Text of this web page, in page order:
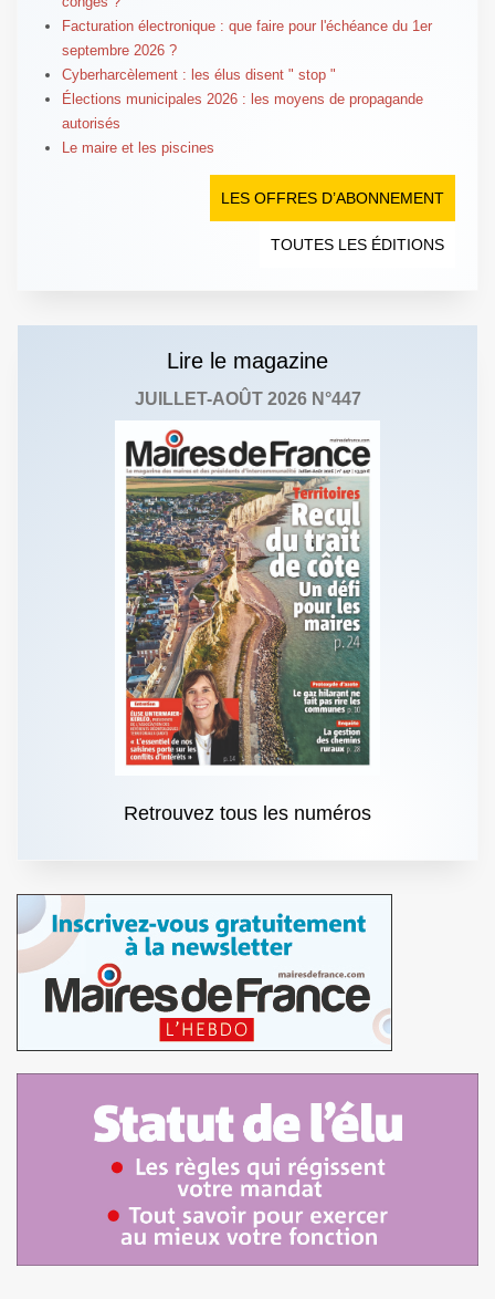
Facturation électronique : que faire pour l'échéance du 1er
septembre 2026 ?
Cyberharcèlement : les élus disent " stop "
Élections municipales 2026 : les moyens de propagande
autorisés
Le maire et les piscines
LES OFFRES D’ABONNEMENT
TOUTES LES ÉDITIONS
Lire le magazine
JUILLET-AOÛT 2026 N°447
Retrouvez tous les numéros